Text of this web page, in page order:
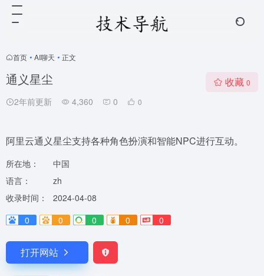
首页 • AI聊天 • 正文
通义星尘
2年前更新 4,360 0 0
收藏 0
阿里云通义星尘支持各种角色扮演和智能NPC进行互动。
所在地：
中国
语言：
zh
收录时间：
2024-04-08
0
0 0 0 0
打开网站